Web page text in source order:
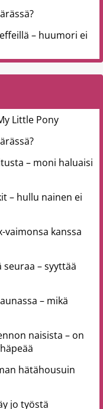
– huumori ei
Little Pony
– moni haluaisi
– hullu nainen ei
vaimonsa kanssa
seuraa – syyttää
– mikä
naisista – on
hätähousuin
jo työstä